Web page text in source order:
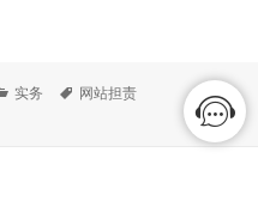
识产权侵权责任
分
实务
标
网站担责
权责任